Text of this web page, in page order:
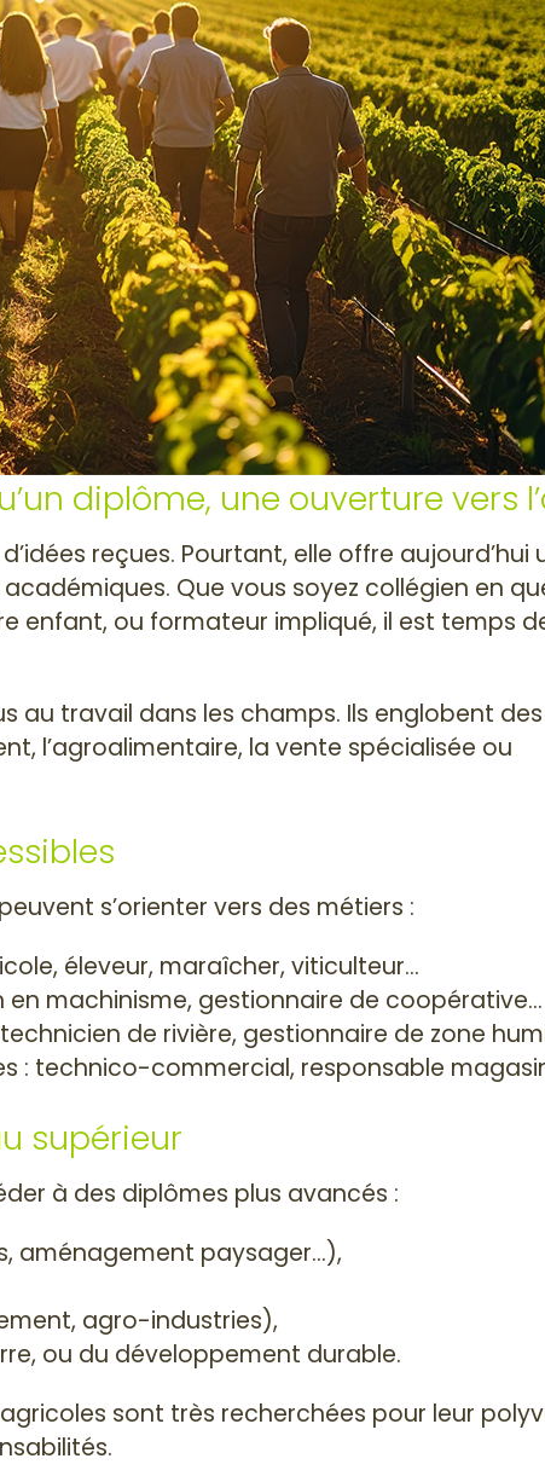
diplôme, une ouverture vers
reçues. Pourtant, elle offre aujourd’hui
Que vous soyez collégien en
enfant, ou formateur impliqué, il est temps
au travail dans les champs. Ils englobent
l’agroalimentaire, la vente spécialisée ou
s’orienter vers des métiers :
éleveur, maraîcher, viticulteur…
machinisme, gestionnaire de coopérative…
de rivière, gestionnaire de zone
: technico-commercial, responsable
supérieur
à des diplômes plus avancés :
aménagement paysager…),
agro-industries),
ou du développement durable.
sont très recherchées pour leur